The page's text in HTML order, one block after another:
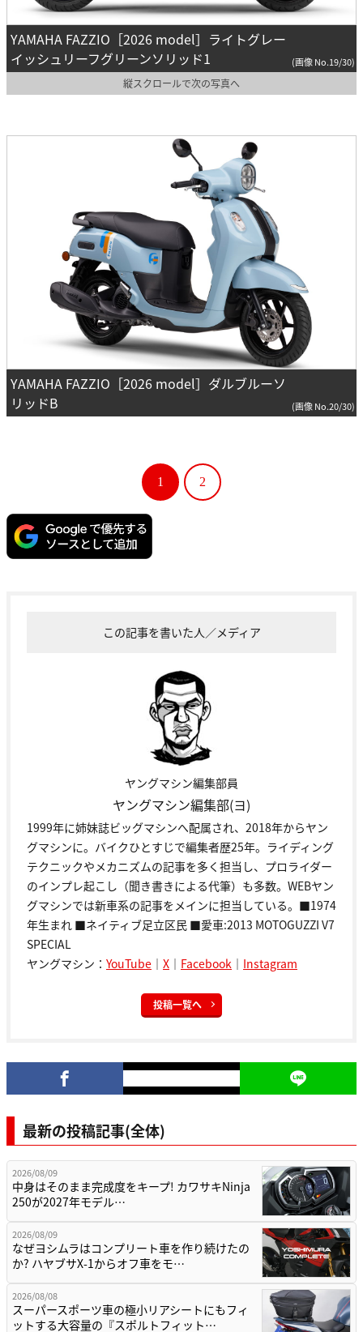
YAMAHA FAZZIO［2026 model］ライトグレー
イッシュリーフグリーンソリッド1
(画像 No.19/30)
縦スクロールで次の写真へ
YAMAHA FAZZIO［2026 model］ダルブルーソ
リッドB
(画像 No.20/30)
1 2
この記事を書いた人／メディア
ヤングマシン編集部員
ヤングマシン編集部(ヨ)
1999年に姉妹誌ビッグマシンへ配属され、2018年からヤン
グマシンに。バイクひとすじで編集者歴25年。ライディング
テクニックやメカニズムの記事を多く担当し、プロライダー
のインプレ起こし（聞き書きによる代筆）も多数。WEBヤン
グマシンでは新車系の記事をメインに担当している。■1974
年生まれ ■ネイティブ足立区民 ■愛車:2013 MOTOGUZZI V7
SPECIAL
ヤングマシン： YouTube ｜ X ｜ Facebook ｜ Instagram
投稿一覧へ
最新の投稿記事(全体)
2026/08/09
中身はそのまま完成度をキープ! カワサキNinja
250が2027年モデル…
2026/08/09
なぜヨシムラはコンプリート車を作り続けたの
か? ハヤブサX-1からオフ車をモ…
2026/08/08
スーパースポーツ車の極小リアシートにもフィ
ットする大容量の『スポルトフィット…